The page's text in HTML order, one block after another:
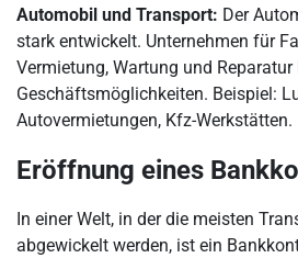
Automobil und Transport: Der
stark entwickelt. Unternehmen für
Vermietung, Wartung und
Geschäftsmöglichkeiten. Beispiel:
Autovermietungen, Kfz-Werkstätten.
Eröffnung eines
In einer Welt, in der die meisten
abgewickelt werden, ist ein